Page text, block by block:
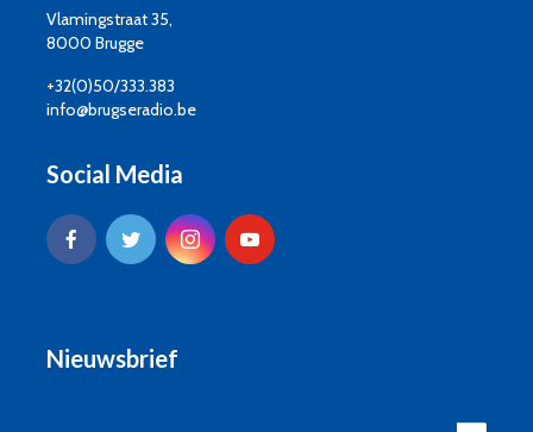
Vlamingstraat 35,
8000 Brugge
+32(0)50/333.383
info@brugseradio.be
Social Media
Nieuwsbrief